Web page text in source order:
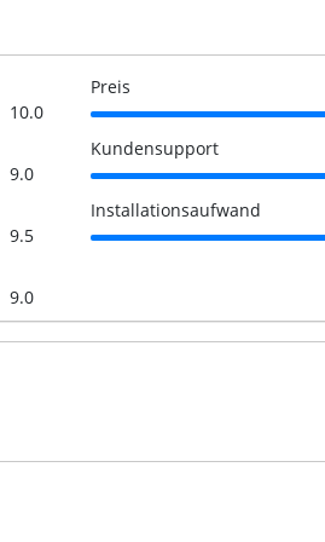
10.0
Preis
9.0
Kundensupport
9.5
Installationsaufwand
9.0